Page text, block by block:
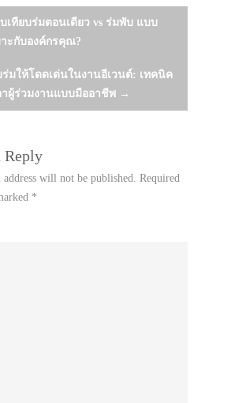
บเทียบร่มตอนเดียว vs ร่มพับ แบบ
ะกับองค์กรคุณ?
มให้โดดเด่นในงานอีเวนต์: เทคนิค
าผู้ร่วมงานแบบมืออาชีพ →
Reply
will not be published. Required
*